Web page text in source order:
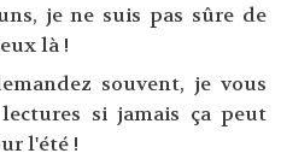
je ne suis pas sûre de
là !
souvent, je vous
si jamais ça peut
l'été !